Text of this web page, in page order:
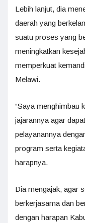
Lebih lanjut, dia
daerah yang
suatu proses yang
meningkatkan
memperkuat
Melawi.
“Saya menghimbau
jajarannya agar
pelayanannya
program serta
harapnya.
Dia mengajak, agar
berkerjasama dan
dengan harapan